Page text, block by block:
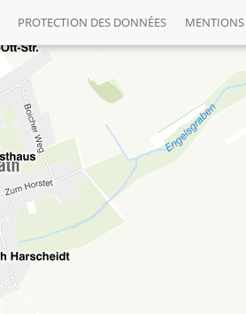
PROTECTION DES DONNÉES MENTIONS